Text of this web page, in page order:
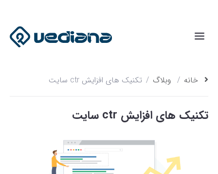
خانه وبلاگ تکنیک های افزایش ctr سایت
تکنیک های افزایش ctr سایت